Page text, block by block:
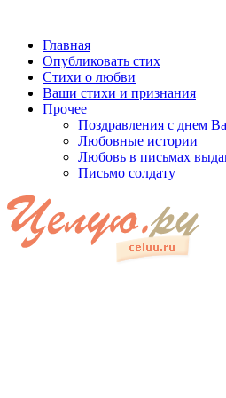
Главная
Опубликовать стих
Стихи о любви
Ваши стихи и признания
Прочее
Поздравления с днем
Любовные истории
Любовь в письмах
Письмо солдату